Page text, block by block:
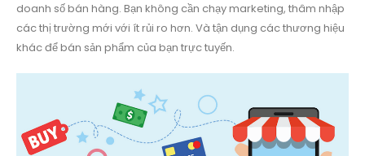
doanh số bán hàng. Bạn không cần chạy marketing, thâm nhập
các thị trường mới với ít rủi ro hơn. Và tận dụng các thương hiệu
khác để bán sản phẩm của bạn trực tuyến.